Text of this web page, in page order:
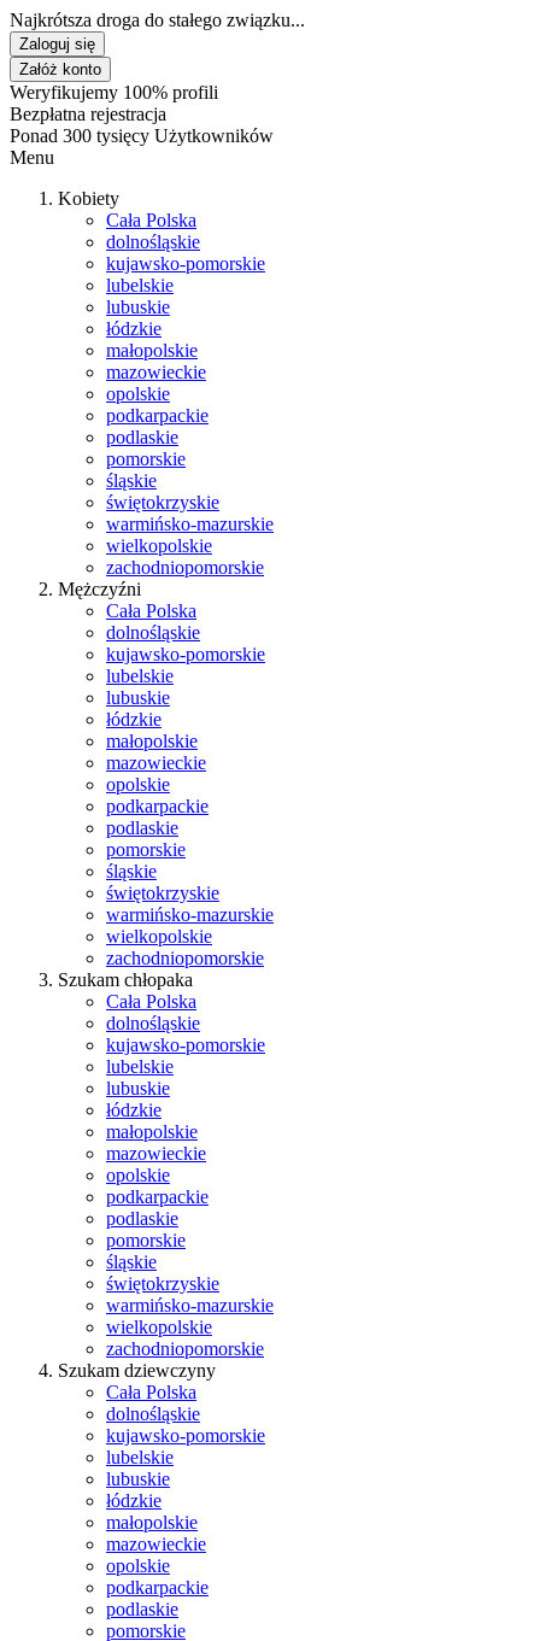
Najkrótsza droga do stałego związku...
Zaloguj się
Załóż konto
Weryfikujemy 100% profili
Bezpłatna rejestracja
Ponad 300 tysięcy Użytkowników
Menu
Kobiety
Cała Polska
dolnośląskie
kujawsko-pomorskie
lubelskie
lubuskie
łódzkie
małopolskie
mazowieckie
opolskie
podkarpackie
podlaskie
pomorskie
śląskie
świętokrzyskie
warmińsko-mazurskie
wielkopolskie
zachodniopomorskie
Mężczyźni
Cała Polska
dolnośląskie
kujawsko-pomorskie
lubelskie
lubuskie
łódzkie
małopolskie
mazowieckie
opolskie
podkarpackie
podlaskie
pomorskie
śląskie
świętokrzyskie
warmińsko-mazurskie
wielkopolskie
zachodniopomorskie
Szukam chłopaka
Cała Polska
dolnośląskie
kujawsko-pomorskie
lubelskie
lubuskie
łódzkie
małopolskie
mazowieckie
opolskie
podkarpackie
podlaskie
pomorskie
śląskie
świętokrzyskie
warmińsko-mazurskie
wielkopolskie
zachodniopomorskie
Szukam dziewczyny
Cała Polska
dolnośląskie
kujawsko-pomorskie
lubelskie
lubuskie
łódzkie
małopolskie
mazowieckie
opolskie
podkarpackie
podlaskie
pomorskie